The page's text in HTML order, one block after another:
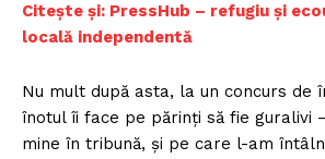
Citește și: PressHub – refugiu și
locală independentă
Nu mult după asta, la un concurs de
înotul îi face pe părinți să fie guralivi
mine în tribună, și pe care l-am